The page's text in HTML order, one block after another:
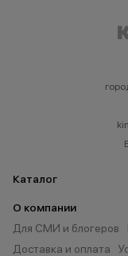
Каталог
О компании
Для СМИ и блогеров
Доставка и оплата